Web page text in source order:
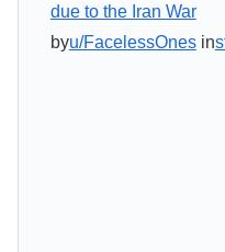
due to the Iran War
byu/FacelessOnesin